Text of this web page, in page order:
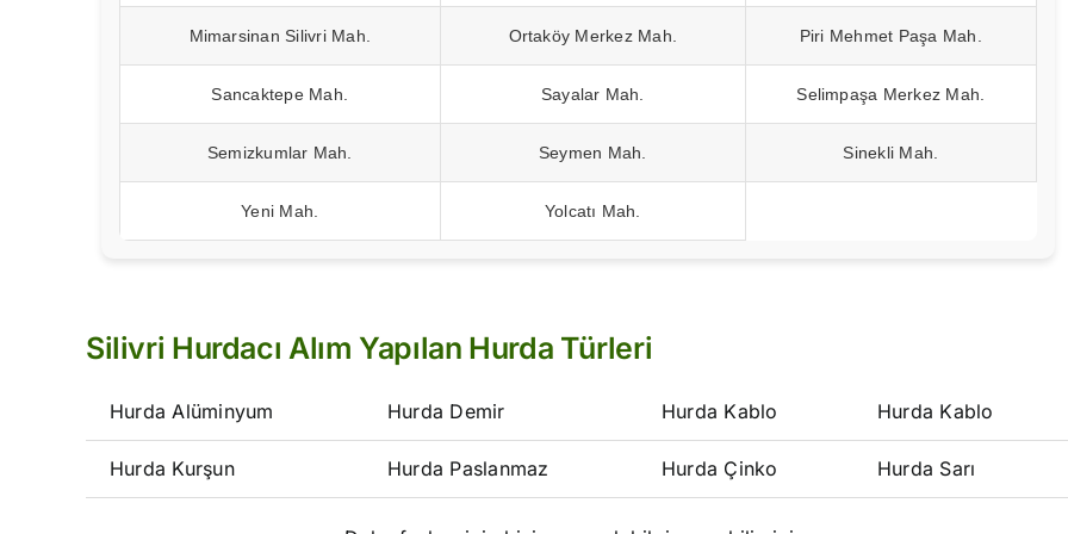
Mimarsinan Silivri Mah. Ortaköy Merkez Mah. Piri Mehmet Paşa Mah.
Sancaktepe Mah. Sayalar Mah. Selimpaşa Merkez Mah.
Semizkumlar Mah. Seymen Mah. Sinekli Mah.
Yeni Mah. Yolcatı Mah.
Silivri Hurdacı Alım Yapılan Hurda Türleri
Hurda Alüminyum Hurda Demir Hurda Kablo Hurda Kablo
Hurda Kurşun Hurda Paslanmaz Hurda Çinko Hurda Sarı